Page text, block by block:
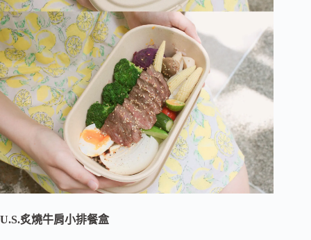
U.S.炙燒牛肩小排餐盒